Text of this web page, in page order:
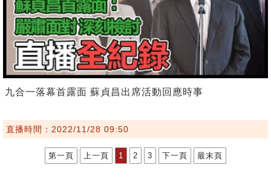
九合一落幕首露面 蘇貞昌出席活動回應時事
直播時間：2022/11/28 09:50
第一頁 上一頁 1 2 3 下一頁 最末頁